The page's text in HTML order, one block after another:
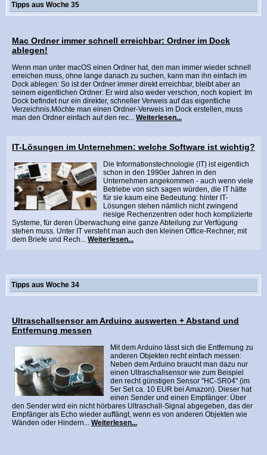
Tipps aus Woche 35
Mac Ordner immer schnell erreichbar: Ordner im Dock
ablegen!
Wenn man unter macOS einen Ordner hat, den man immer wieder schnell
erreichen muss, ohne lange danach zu suchen, kann man ihn einfach im
Dock ablegen: So ist der Ordner immer direkt erreichbar, bleibt aber an
seinem eigentlichen Ordner: Er wird also weder verschon, noch kopiert: Im
Dock befindet nur ein direkter, schneller Verweis auf das eigentliche
Verzeichnis.Möchte man einen Ordner-Verweis im Dock erstellen, muss
man den Ordner einfach auf den rec... Weiterlesen...
IT-Lösungen im Unternehmen: welche Software ist wichtig?
Die Informationstechnologie (IT) ist eigentlich
schon in den 1990er Jahren in den
Unternehmen angekommen - auch wenn viele
Betriebe von sich sagen würden, die IT hätte
für sie kaum eine Bedeutung: hinter IT-
Lösungen stehen nämlich nicht zwingend
riesige Rechenzentren oder hoch komplizierte
Systeme, für deren Überwachung eine ganze Abteilung zur Verfügung
stehen muss. Unter IT versteht man auch den kleinen Office-Rechner, mit
dem Briefe und Rech... Weiterlesen...
Tipps aus Woche 34
Ultraschallsensor am Arduino auswerten + Abstand und
Entfernung messen
Mit dem Arduino lässt sich die Entfernung zu
anderen Objekten recht einfach messen:
Neben dem Arduino braucht man dazu nur
einen Ultraschallsensor wie zum Beispiel
den recht günstigen Sensor "HC-SR04" (im
5er Set ca. 10 EUR bei Amazon). Dieser hat
einen Sender und einen Empfänger: Über
den Sender wird ein nicht hörbares Ultraschall-Signal abgegeben, das der
Empfänger als Echo wieder auffängt, wenn es von anderen Objekten wie
Wänden oder Hindern... Weiterlesen...